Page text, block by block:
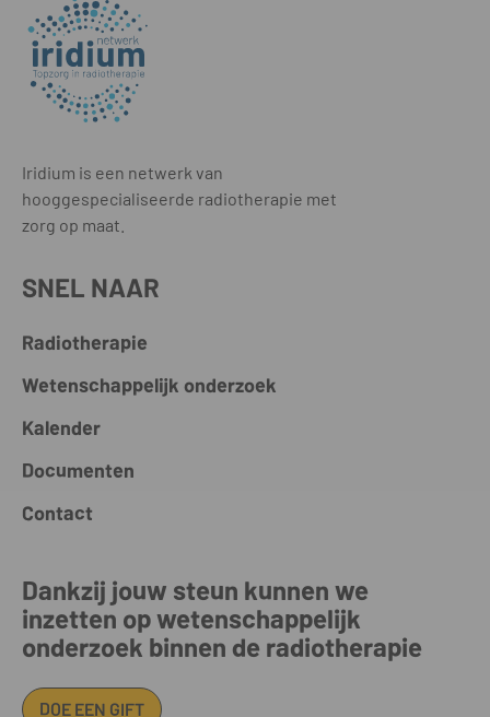
Iridium is een netwerk van
hooggespecialiseerde radiotherapie met
zorg op maat.
SNEL NAAR
Radiotherapie
Wetenschappelijk onderzoek
Kalender
Documenten
Contact
Dankzij jouw steun kunnen we
inzetten op wetenschappelijk
onderzoek binnen de radiotherapie
DOE EEN GIFT